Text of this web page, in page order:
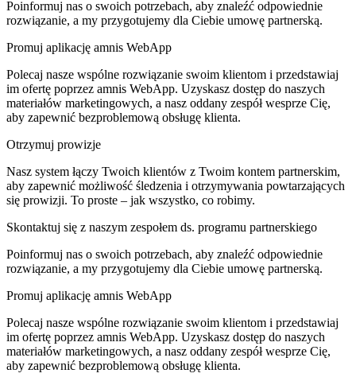
Poinformuj nas o swoich potrzebach, aby znaleźć odpowiednie
rozwiązanie, a my przygotujemy dla Ciebie umowę partnerską.
Promuj aplikację amnis WebApp
Polecaj nasze wspólne rozwiązanie swoim klientom i przedstawiaj
im ofertę poprzez amnis WebApp. Uzyskasz dostęp do naszych
materiałów marketingowych, a nasz oddany zespół wesprze Cię,
aby zapewnić bezproblemową obsługę klienta.
Otrzymuj prowizje
Nasz system łączy Twoich klientów z Twoim kontem partnerskim,
aby zapewnić możliwość śledzenia i otrzymywania powtarzających
się prowizji. To proste – jak wszystko, co robimy.
Skontaktuj się z naszym zespołem ds. programu partnerskiego
Poinformuj nas o swoich potrzebach, aby znaleźć odpowiednie
rozwiązanie, a my przygotujemy dla Ciebie umowę partnerską.
Promuj aplikację amnis WebApp
Polecaj nasze wspólne rozwiązanie swoim klientom i przedstawiaj
im ofertę poprzez amnis WebApp. Uzyskasz dostęp do naszych
materiałów marketingowych, a nasz oddany zespół wesprze Cię,
aby zapewnić bezproblemową obsługę klienta.